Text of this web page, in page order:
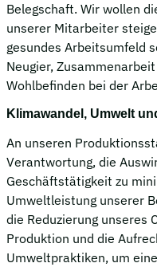
Belegschaft. Wir wollen
unserer Mitarbeiter
gesundes Arbeitsumfeld
Neugier,
Wohlbefinden bei der
Klimawandel, Umwelt
An unseren
Verantwortung, die
Geschäftstätigkeit zu
Umweltleistung unserer
die Reduzierung unseres
Produktion und die
Umweltpraktiken, um